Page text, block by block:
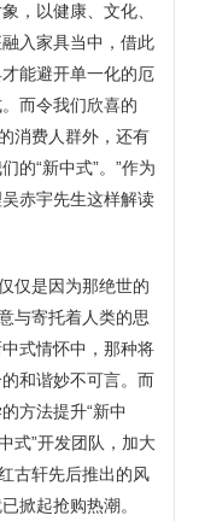
，以健康、文化、
入家具当中，借此
能避开单一化的厄
而令我们欣喜的
消费人群外，还有
的“新中式”。”作为
赤宇先生这样解读
仅是因为那绝世的
与寄托着人类的思
式情怀中，那种将
和谐妙不可言。而
方法提升“新中
式”开发团队，加大
古轩先后推出的风
掀起抢购热潮。